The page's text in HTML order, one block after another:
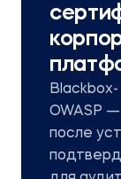
OWASP
после